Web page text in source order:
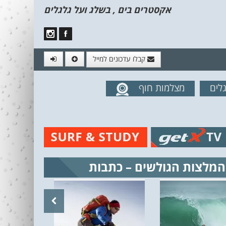
אקסטרים בים , בשלג ועל גלגלים
קבלו עדכונים למייל
מהאתרמצלמות חוף
המלצות הגולשים – כתבות